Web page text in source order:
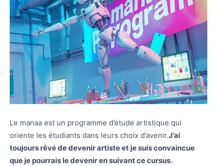
Le manaa est un programme d’étude artistique qui
oriente les étudiants dans leurs choix d’avenir.J’ai
toujours rêvé de devenir artiste et je suis convaincue
que je pourrais le devenir en suivant ce cursus.